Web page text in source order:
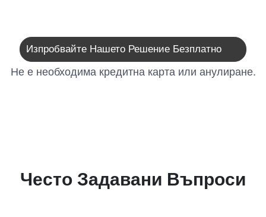
Изпробвайте Нашето Решение Безплатно
Не е необходима кредитна карта или анулиране.
Често Задавани Въпроси